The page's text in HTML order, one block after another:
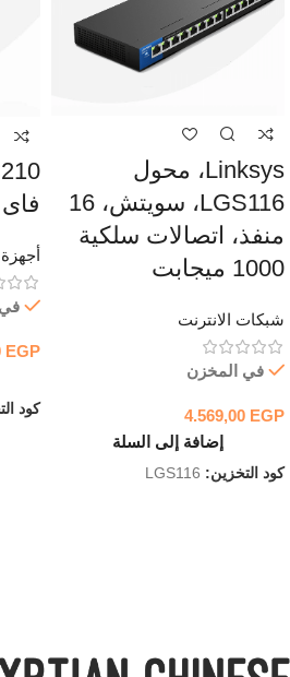
Linksys، محول
LGS116، سويتش، 16
منفذ، اتصالات سلكية
1000 ميجابت
شبكات الانترنت
في المخزن
4.569,00 EGP
إضافة إلى السلة
كود التخزين: LGS116
فاى
أجهزة
EGP
كود